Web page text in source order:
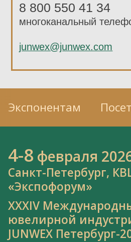
8 800 550 41 34
многоканальный
junwex@junwex.com
Экспонентам
4-8 февраля
Санкт-Петербург,
«Экспофорум»
XXXIV
ювелирной
JUNWEX Петербург-